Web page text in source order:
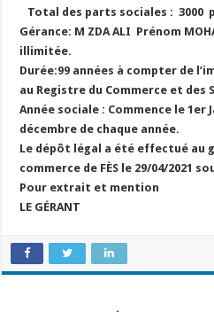
Total des parts sociales : 3000
Gérance: M ZDA ALI Prénom
illimitée.
Durée:99 années à compter de
au Registre du Commerce et des
Année sociale : Commence le 1er
décembre de chaque année.
Le dépôt légal a été effectué au
commerce de FÈS le 29/04/2021
Pour extrait et mention
LE GÉRANT